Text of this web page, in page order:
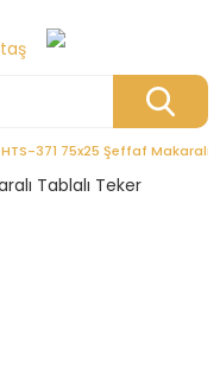
HTS-371 75x25 Şeffaf Makaralı